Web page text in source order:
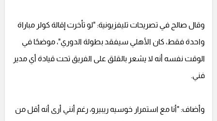
وقال صالح في تصريحات تليفزيونية: "لو تأخرت إقالة كولر مباراة
واحدة فقط، كان الأهلي سيفقد بطولة الدوري"، موضحًا في
الوقت نفسه أنه لا يشعر بالقلق على الفريق تحت قيادة أي مدير
فني.
وأضاف: "أنا مع استمرار خوسيه ريبيرو، رغم أنني أرى أنه أقل من